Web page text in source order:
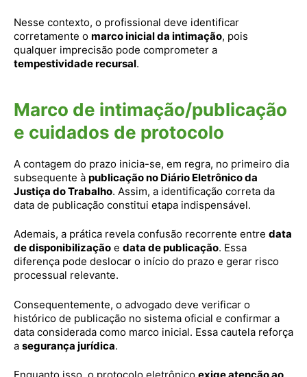
Nesse contexto, o profissional deve identificar
corretamente o marco inicial da intimação, pois
qualquer imprecisão pode comprometer a
tempestividade recursal.
Marco de intimação/publicação
e cuidados de protocolo
A contagem do prazo inicia-se, em regra, no primeiro dia
subsequente à publicação no Diário Eletrônico da
Justiça do Trabalho. Assim, a identificação correta da
data de publicação constitui etapa indispensável.
Ademais, a prática revela confusão recorrente entre data
de disponibilização e data de publicação. Essa
diferença pode deslocar o início do prazo e gerar risco
processual relevante.
Consequentemente, o advogado deve verificar o
histórico de publicação no sistema oficial e confirmar a
data considerada como marco inicial. Essa cautela reforça
a segurança jurídica.